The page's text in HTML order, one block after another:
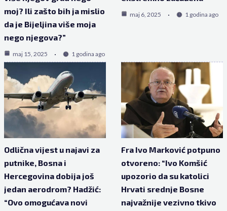
moj? Ili zašto bih ja mislio
da je Bijeljina više moja
nego njegova?”
maj 15, 2025 1 godina ago
maj 6, 2025 1 godina ago
Odlična vijest u najavi za
putnike, Bosna i
Hercegovina dobija još
jedan aerodrom? Hadžić:
“Ovo omogućava novi
Fra Ivo Marković potpuno
otvoreno: “Ivo Komšić
upozorio da su katolici
Hrvati srednje Bosne
najvažnije vezivno tkivo